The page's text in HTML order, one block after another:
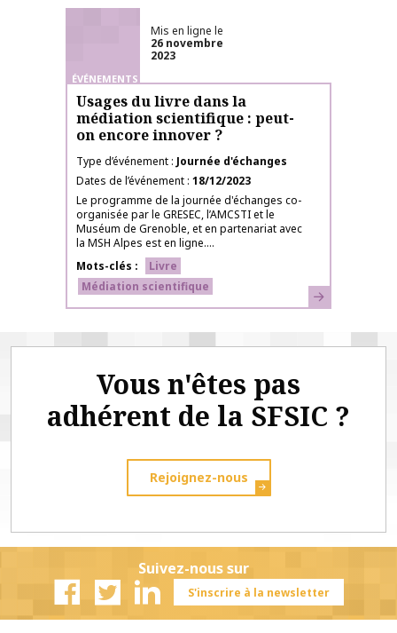
ÉVÉNEMENTS
Mis en ligne le
26 novembre
2023
Usages du livre dans la
médiation scientifique : peut-
on encore innover ?
Type d’événement Journée d'échanges
Dates de l’événement 18/12/2023
Le programme de la journée d'échanges co-
organisée par le GRESEC, l’AMCSTI et le
Muséum de Grenoble, et en partenariat avec
la MSH Alpes est en ligne....
Mots-clés
Livre
Médiation scientifique
En savoir plus
Vous n'êtes pas
adhérent de la SFSIC ?
Rejoignez-nous
Suivez-nous sur
S'inscrire à la newsletter